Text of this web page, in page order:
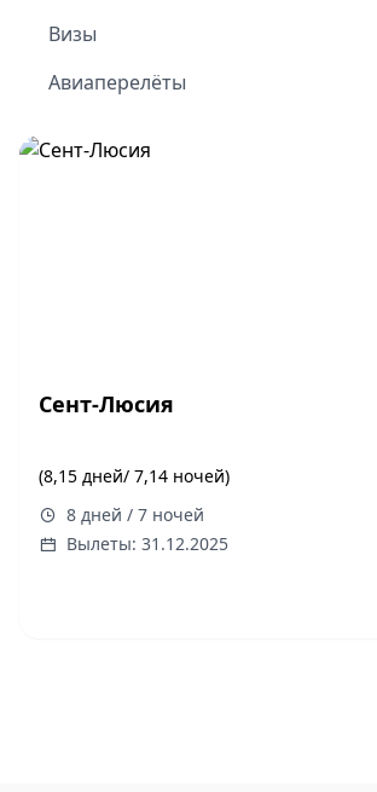
Визы
Авиаперелёты
Сент-Люсия
(8,15 дней/ 7,14 ночей)
8 дней / 7 ночей
Вылеты: 31.12.2025